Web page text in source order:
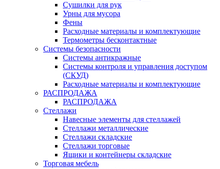
Сушилки для рук
Урны для мусора
Фены
Расходные материалы и комплектующие
Термометры бесконтактные
Системы безопасности
Системы антикражные
Системы контроля и управления доступом
(СКУД)
Расходные материалы и комплектующие
РАСПРОДАЖА
РАСПРОДАЖА
Стеллажи
Навесные элементы для стеллажей
Стеллажи металлические
Стеллажи складские
Стеллажи торговые
Ящики и контейнеры складские
Торговая мебель